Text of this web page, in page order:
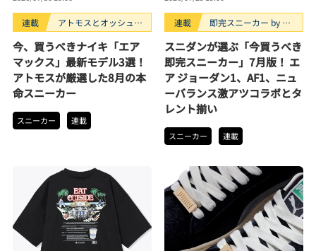
連載
アトモスとオッシュマ
スニーカー3選。
今、買うべきナイキ「エア
マックス」最新モデル3選！
アトモスが厳選した8月の本
命スニーカー
スニーカー 連載
連載
即完スニーカー by ス
スニダンが選ぶ「今買うべき
即完スニーカー」7月版！ エ
ア ジョーダン1、AF1、ニュ
ーバランス激アツコラボとタ
レント揃い
スニーカー 連載